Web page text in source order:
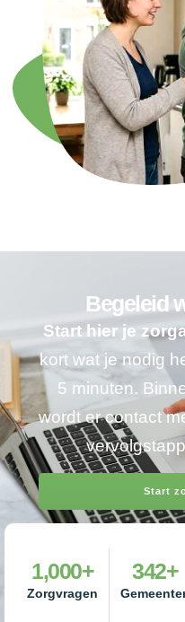
Begeleid
Start hier je
kort wat je nodig
5 minuten.
wordt er contact
Start
Zorgvragen
1,000+ 342+